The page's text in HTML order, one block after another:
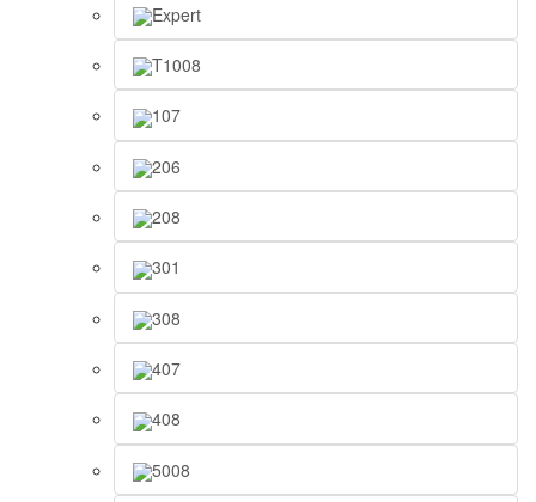
Expert
T1008
107
206
208
301
308
407
408
5008